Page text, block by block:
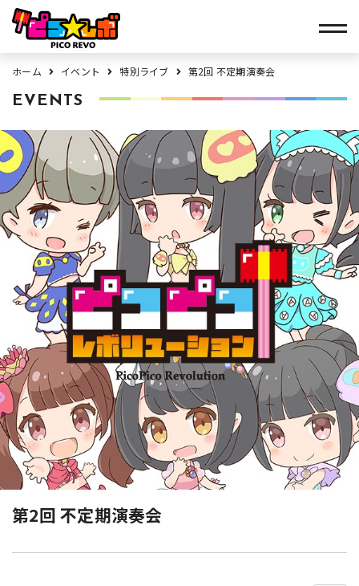
ホーム イベント 特別ライブ 第2回 不定期演奏会
EVENTS
第2回 不定期演奏会